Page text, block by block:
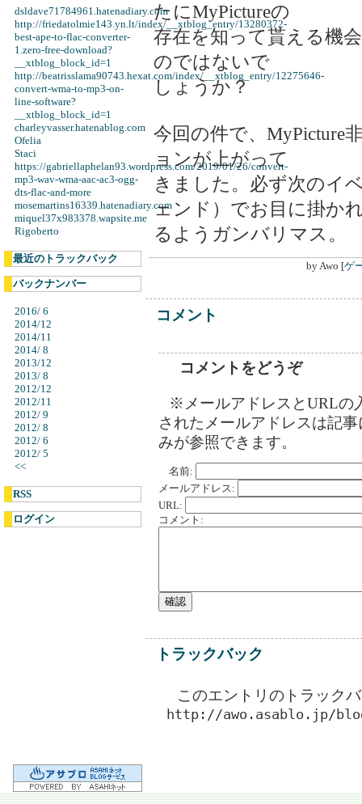
dsldave71784961.hatenadiary.com
http://friedatolmie143.yn.lt/index/__xtblog_entry/13280372-
best-ape-to-flac-converter-
1.zero-free-download?
__xtblog_block_id=1
http://beatrisslama90743.hexat.com/index/__xtblog_entry/12275646-
convert-wma-to-mp3-on-
line-software?
__xtblog_block_id=1
charleyvasser.hatenablog.com
Ofelia
Staci
https://gabriellaphelan93.wordpress.com/2019/01/26/convert-
mp3-wav-wma-aac-ac3-ogg-
dts-flac-and-more
mosemartins16339.hatenadiary.com
miquel37x983378.wapsite.me
Rigoberto
最近のトラックバック
バックナンバー
2016/ 6
2014/12
2014/11
2014/ 8
2013/12
2013/ 8
2012/12
2012/11
2012/ 9
2012/ 8
2012/ 6
2012/ 5
<<
RSS
ログイン
たにMyPictureの
存在を知って貰える機
のではないで
しょうか？
今回の件で、MyPicture
ョンが上がって
きました。必ず次のイ
ェンド）でお目に掛か
るようガンバリマス。
byAwo [ゲ
コメント
コメントをどうぞ
※メールアドレスとURLの
されたメールアドレスは記
みが参照できます。
名前:
メールアドレス:
URL:
コメント:
トラックバック
このエントリのトラック
http://awo.asablo.jp/